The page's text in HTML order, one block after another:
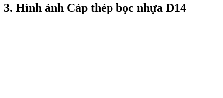
3. Hình ảnh Cáp thép bọc nhựa D14